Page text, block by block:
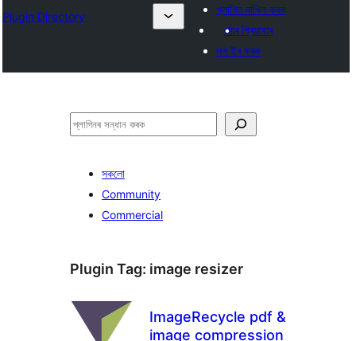
Plugin Directory
প্লাগিন দাখিল কৰক
মোৰ প্ৰিয়বোৰ
লগ ইন কৰক
সন্ধান
সকলো
Community
Commercial
Plugin Tag: image resizer
ImageRecycle pdf &
image compression